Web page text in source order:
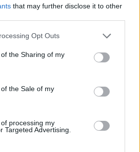
that may further disclose it to other
app uses one or more Google
or usage behaviour. You may click to
to Google and its third-party tags to
specified purposes in below Google
Opt Outs
the Sharing of my
the Sale of my
processing my
Targeted Advertising.